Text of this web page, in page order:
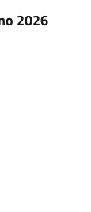
2026